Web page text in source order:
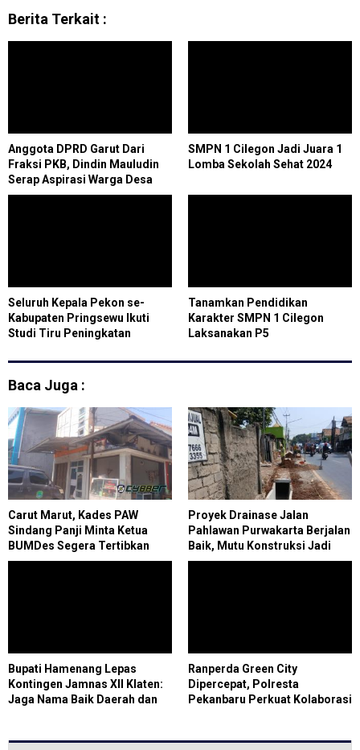
Berita Terkait :
Anggota DPRD Garut Dari
Fraksi PKB, Dindin Mauludin
Serap Aspirasi Warga Desa
Cikandang dan Margamulya
SMPN 1 Cilegon Jadi Juara 1
Lomba Sekolah Sehat 2024
Seluruh Kepala Pekon se-
Kabupaten Pringsewu Ikuti
Studi Tiru Peningkatan
Tanamkan Pendidikan
Karakter SMPN 1 Cilegon
Laksanakan P5
Baca Juga :
Carut Marut, Kades PAW
Sindang Panji Minta Ketua
BUMDes Segera Tertibkan
Administrasi
Proyek Drainase Jalan
Pahlawan Purwakarta Berjalan
Baik, Mutu Konstruksi Jadi
Fokus Utama
Bupati Hamenang Lepas
Kontingen Jamnas XII Klaten:
Jaga Nama Baik Daerah dan
Ranperda Green City
Dipercepat, Polresta
Pekanbaru Perkuat Kolaborasi